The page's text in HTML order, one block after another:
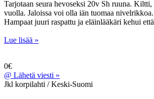
Tarjotaan seura hevoseksi 20v Sh ruuna.
vuolla. Jaloissa voi olla iän tuomaa
Hampaat juuri raspattu ja eläinlääkäri kehui
Lue lisää »
0€
@ Lähetä viesti »
Jkl korpilahti / Keski-Suomi